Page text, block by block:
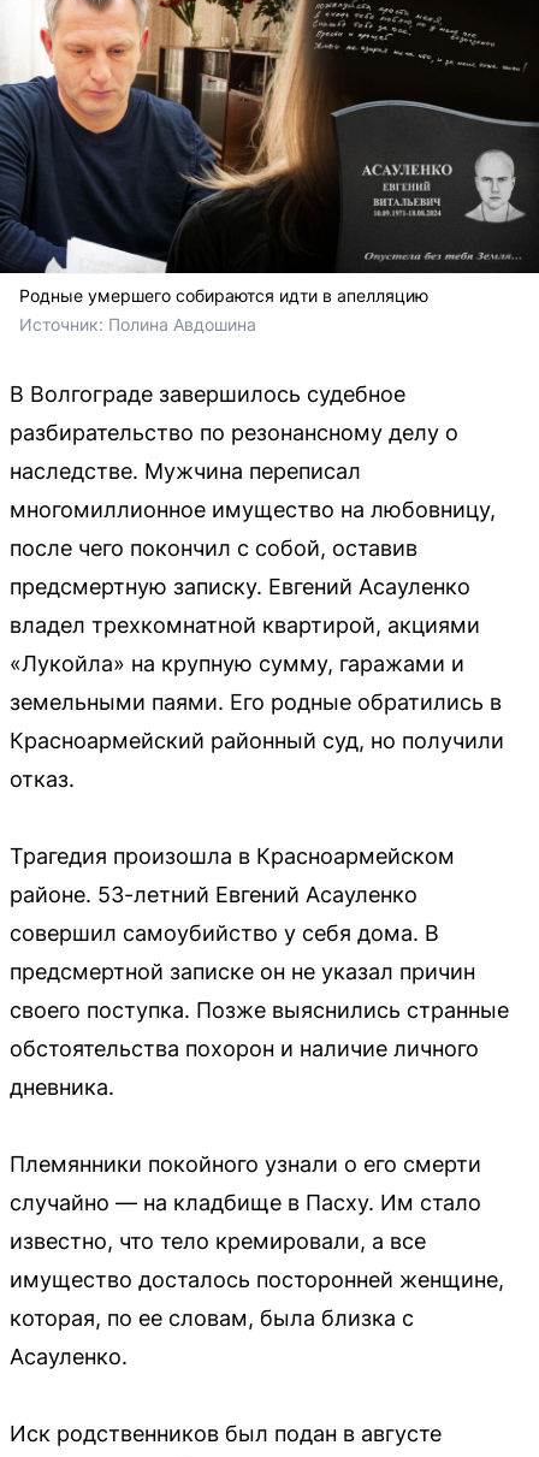
Родные умершего собираются идти в апелляцию
Источник: Полина Авдошина
В Волгограде завершилось судебное
разбирательство по резонансному делу о
наследстве. Мужчина переписал
многомиллионное имущество на любовницу,
после чего покончил с собой, оставив
предсмертную записку. Евгений Асауленко
владел трехкомнатной квартирой, акциями
«Лукойла» на крупную сумму, гаражами и
земельными паями. Его родные обратились в
Красноармейский районный суд, но получили
отказ.
Трагедия произошла в Красноармейском
районе. 53-летний Евгений Асауленко
совершил самоубийство у себя дома. В
предсмертной записке он не указал причин
своего поступка. Позже выяснились странные
обстоятельства похорон и наличие личного
дневника.
Племянники покойного узнали о его смерти
случайно — на кладбище в Пасху. Им стало
известно, что тело кремировали, а все
имущество досталось посторонней женщине,
которая, по ее словам, была близка с
Асауленко.
Иск родственников был подан в августе